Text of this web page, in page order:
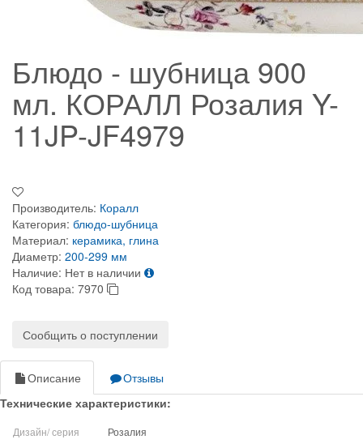
Блюдо - шубница 900
мл. КОРАЛЛ Розалия Y-
11JP-JF4979
Производитель: Коралл
Категория: блюдо-шубница
Материал: керамика, глина
Диаметр: 200-299 мм
Наличие: Нет в наличии
Код товара: 7970
Сообщить о поступлении
Описание
Отзывы
Технические характеристики:
Дизайн/ серия Розалия